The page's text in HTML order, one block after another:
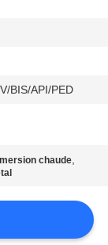
BIS/API/PED
chaude,